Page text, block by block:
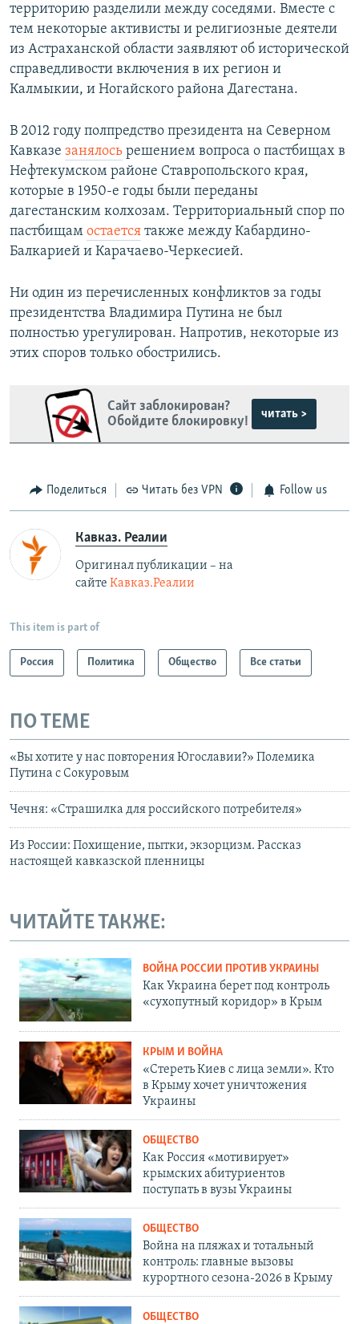
территорию разделили между соседями. Вместе с
тем некоторые активисты и религиозные деятели
из Астраханской области заявляют об исторической
справедливости включения в их регион и
Калмыкии, и Ногайского района Дагестана.
В 2012 году полпредство президента на Северном
Кавказе занялось решением вопроса о пастбищах в
Нефтекумском районе Ставропольского края,
которые в 1950-е годы были переданы
дагестанским колхозам. Территориальный спор по
пастбищам остается также между Кабардино-
Балкарией и Карачаево-Черкесией.
Ни один из перечисленных конфликтов за годы
президентства Владимира Путина не был
полностью урегулирован. Напротив, некоторые из
этих споров только обострились.
Сайт заблокирован?
Обойдите блокировку!
читать >
Поделиться Читать без VPN Follow us
Кавказ. Реалии
Оригинал публикации – на
сайте Кавказ.Реалии
This item is part of
Россия Политика Общество Все статьи
ПО ТЕМЕ
«Вы хотите у нас повторения Югославии?» Полемика
Путина с Сокуровым
Чечня: «Страшилка для российского потребителя»
Из России: Похищение, пытки, экзорцизм. Рассказ
настоящей кавказской пленницы
ЧИТАЙТЕ ТАКЖЕ:
ВОЙНА РОССИИ ПРОТИВ УКРАИНЫ
Как Украина берет под контроль
«сухопутный коридор» в Крым
КРЫМ И ВОЙНА
«Стереть Киев с лица земли». Кто
в Крыму хочет уничтожения
Украины
ОБЩЕСТВО
Как Россия «мотивирует»
крымских абитуриентов
поступать в вузы Украины
ОБЩЕСТВО
Война на пляжах и тотальный
контроль: главные вызовы
курортного сезона-2026 в Крыму
ОБЩЕСТВО